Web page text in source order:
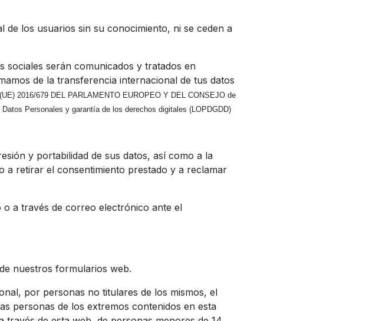
los usuarios sin su conocimiento, ni se ceden a
sociales serán comunicados y tratados en
de la transferencia internacional de tus datos
2016/679 DEL PARLAMENTO EUROPEO Y DEL CONSEJO de
Personales y garantía de los derechos digitales (LOPDGDD)
y portabilidad de sus datos, así como a la
a retirar el consentimiento prestado y a reclamar
a través de correo electrónico ante el
nuestros formularios web.
por personas no titulares de los mismos, el
personas de los extremos contenidos en esta